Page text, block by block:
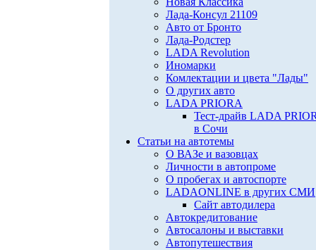
Лада-Консул 21109
Авто от Бронто
Лада-Родстер
LADA Revolution
Иномарки
Комлектации и цвета "Лады"
О других авто
LADA PRIORA
Тест-драйв LADA
в Сочи
Статьи на автотемы
О ВАЗе и вазовцах
Личности в автопроме
О пробегах и автоспорте
LADAONLINE в других СМИ
Сайт автодилера
Автокредитование
Автосалоны и выставки
Автопутешествия